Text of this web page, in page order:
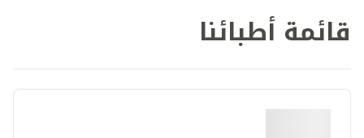
قائمة أطبائنا